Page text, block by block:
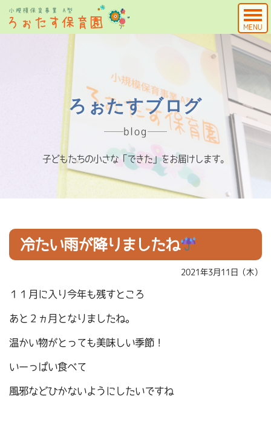
MENU
ろぉたすブログ
blog
子どもたちの小さな「できた」をお届けします。
冷たい雨が降りましたね
2021年3月11日（木）
１１月に入り今年も残すところ
あと２ヵ月となりましたね。
温かい物がとっても美味しい季節！
いーっぱい食べて
風邪などひかないようにしたいですね